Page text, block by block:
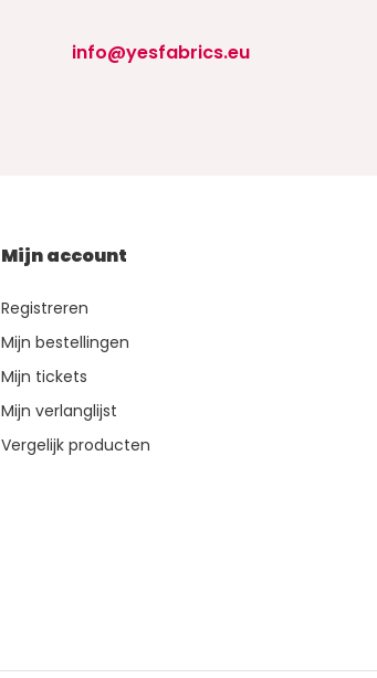
info@yesfabrics.eu
Mijn account
Registreren
Mijn bestellingen
Mijn tickets
Mijn verlanglijst
Vergelijk producten